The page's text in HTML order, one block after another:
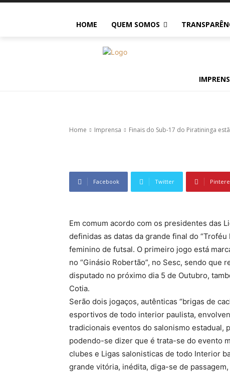
HOME QUEM SOMOS
Home Imprensa Finais do Sub-17 do Piratininga
Imprensa
Finais do
definidas.
Facebook Twitter
Em comum acordo com os presidentes das
definidas as datas da grande final do
feminino de futsal. O primeiro jogo está
no “Ginásio Robertão”, no Sesc, sendo que
disputado no próximo dia 5 de Outubro,
Cotia.
Serão dois jogaços, autênticas “brigas de
esportivos de todo interior paulista,
tradicionais eventos do salonismo estadual,
podendo-se dizer que é trata-se do evento
clubes e Ligas salonisticas de todo Interior
grande vitória, inédita, diga-se de